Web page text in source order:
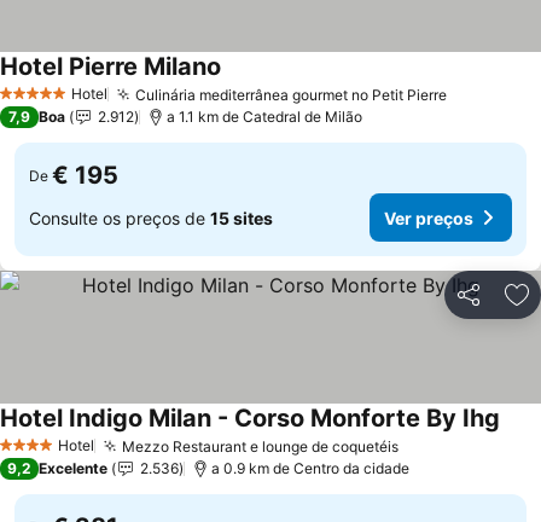
5 Estrelas Hotel Culinária mediterrânea gourmet no Petit PierreVer
Hotel Pierre Milano
7,9 Boa 2.912 a 1.1 km de Catedral de Milão
De € 195
Consulte os preços de 15 sites Ver preços
Partilhar
4 EstrelasHotel Mezzo Restaurant e lounge de coquetéisVer preços
Hotel Indigo Milan - Corso Monforte By Ihg
9,2 Excelente 2.536 a 0.9 km de Centro da cidade